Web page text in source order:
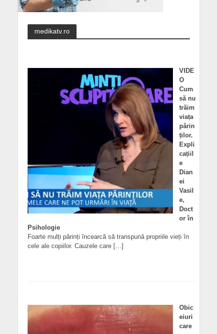
medikatv.ro
VIDE
O
Cum
să nu
trăim
viața
părin
ților.
Expli
cațiil
e
Dian
ei
Vasil
e,
Doct
or în
Psihologie
Foarte mulți părinți încearcă să transpună propriile vieți în
cele ale copiilor. Cauzele care […]
Obic
eiuri
care